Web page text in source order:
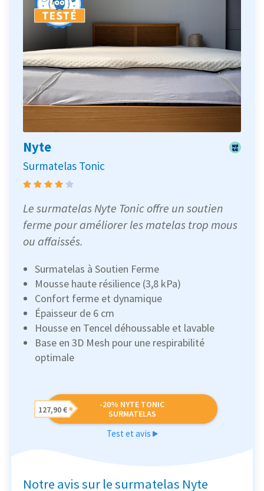
Nyte
Surmatelas Tonic
Le surmatelas Nyte Tonic offre un soutien
ferme pour améliorer les matelas trop mous
ou affaissés.
Surmatelas à Soutien Ferme
Mousse haute résilience (3,8 kPa)
Confort ferme et dynamique
Épaisseur de 6 cm
Housse en Tencel déhoussable et lavable
Base en 3D Mesh pour une respirabilité
optimale
-20% NYTE TONIC
SURMATELAS
127,90 €
Test et avis
Notre avis sur le surmatelas Nyte